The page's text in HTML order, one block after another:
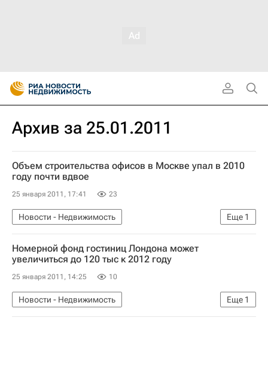
Архив за 25.01.2011
Объем строительства офисов в Москве упал в 2010
году почти вдвое
25 января 2011, 17:41 23
Еще 1
Новости - Недвижимость
Коммерческая недвижимость
Номерной фонд гостиниц Лондона может
увеличиться до 120 тыс к 2012 году
25 января 2011, 14:25 10
Еще 1
Новости - Недвижимость
Коммерческая недвижимость